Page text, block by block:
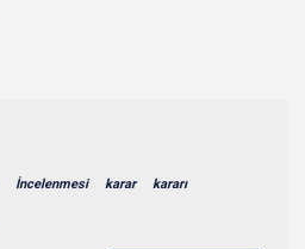
İncelenmesi karar kararı